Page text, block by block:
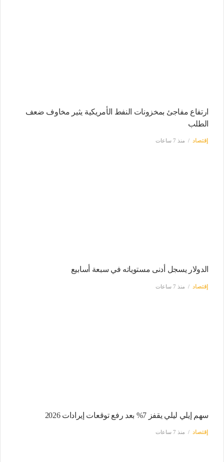
ارتفاع مفاجئ بمخزونات النفط الأمريكية يثير مخاوف ضعف
الطلب
إقتصاد منذ 7 ساعات
الدولار يسجل أدنى مستوياته في سبعة أسابيع
إقتصاد منذ 7 ساعات
سهم إيلي ليلي يقفز 7% بعد رفع توقعات إيرادات 2026
إقتصاد منذ 7 ساعات